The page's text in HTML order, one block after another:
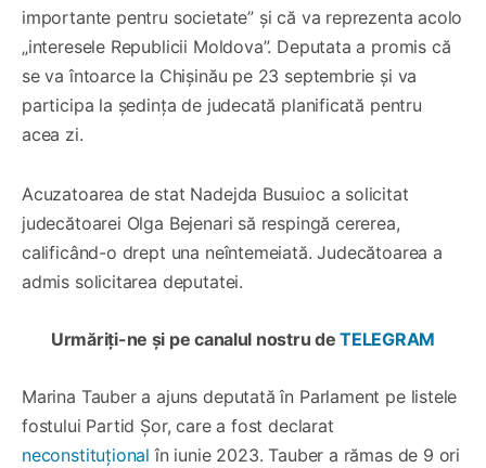
importante pentru societate” și că va reprezenta acolo
„interesele Republicii Moldova”. Deputata a promis că
se va întoarce la Chișinău pe 23 septembrie și va
participa la ședința de judecată planificată pentru
acea zi.
Acuzatoarea de stat Nadejda Busuioc a solicitat
judecătoarei Olga Bejenari să respingă cererea,
calificând-o drept una neîntemeiată. Judecătoarea a
admis solicitarea deputatei.
Urmăriți-ne și pe canalul nostru deTELEGRAM
Marina Tauber a ajuns deputată în Parlament pe listele
fostului Partid Șor, care a fost declarat
neconstituțional în iunie 2023. Tauber a rămas de 9 ori